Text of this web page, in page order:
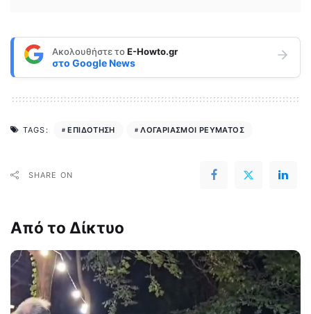
Ακολουθήστε τοE-Howto.gr
στο Google News
TAGS: ΕΠΙΔΟΤΗΣΗ ΛΟΓΑΡΙΑΣΜΟΙ ΡΕΥΜΑΤΟΣ
SHARE ON
Από το Δίκτυο